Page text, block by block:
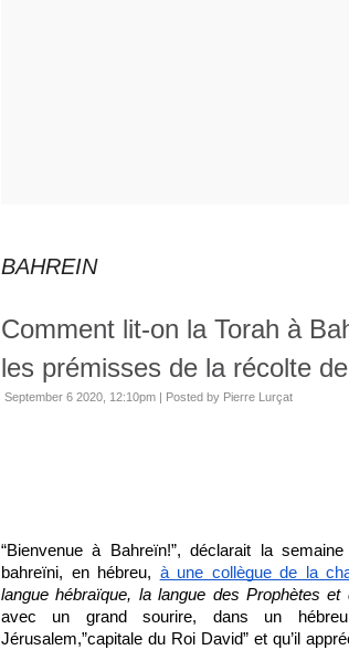
BAHREIN
Comment lit-on la Torah à
les prémisses de la récolte de
September 6 2020, 12:10pm | Posted by Pierre Lurçat
“Bienvenue à Bahreïn!”, déclarait la
bahreïni, en hébreu, à une collègue de la
langue hébraïque, la langue des Prophètes et
avec un grand sourire, dans un hébreu
Jérusalem,”capitale du Roi David” et qu’il